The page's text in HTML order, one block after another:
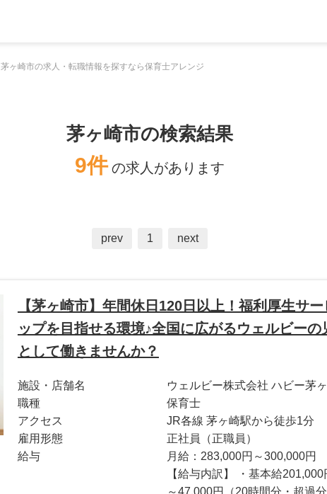
茅ヶ崎市の求人・転職情報を探すなら保育士アレンジ
茅ヶ崎市の検索結果
9件 の求人があります
prev 1 next
【茅ヶ崎市】年間休日120日以上！福利厚生サ
ップを目指せる環境♪全国に広がるウェルビー
として働きませんか？
施設・店舗名
ウェルビー株式会社 ハビー茅
職種
保育士
アクセス
JR各線 茅ヶ崎駅から徒歩1分
雇用形態
正社員（正職員）
給与
月給：283,000円～300,000円
【給与内訳】 ・基本給
～47,000円（20時間分・超過